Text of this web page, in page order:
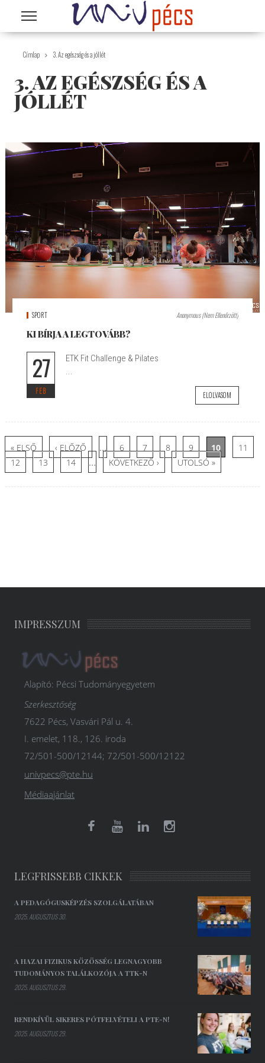
Ugrás a tartalomra
Címlap 3. Az egészség és a jóllét
3. AZ EGÉSZSÉG ÉS A
JÓLLÉT
SPORT Anonymous (nem Ellenőrzött)
KI BÍRJA A LEGTOVÁBB?
27
FEB
ETK Fit Challenge & Pilates
...
ELOLVASOM
Oldalak
« ELSŐ ‹ ELŐZŐ … 6 7 8 9 10
11
12
13 14 … KÖVETKEZŐ › UTOLSÓ »
IMPRESSZUM
Alapító: Pécsi Tudományegyetem
Szerkesztőség
7622 Pécs, Vasvári Pál u. 4.
I. emelet, 118., 126. iroda
72/501-500/12144; 72/501-500/12122
univpecs@pte.hu
Médiaajánlat
LEGFRISSEBB CIKKEK
A PEDAGÓGUSKÉPZÉS SZOLGÁLATÁBAN
2025. AUGUSZTUS 30.
A HAZAI FIZIKUS KÖZÖSSÉG LEGNAGYOBB
TUDOMÁNYOS TALÁLKOZÓJA A TTK-N
2025. AUGUSZTUS 29.
RENDKÍVÜL SIKERES PÓTFELVÉTELI A PTE-N!
2025. AUGUSZTUS 29.